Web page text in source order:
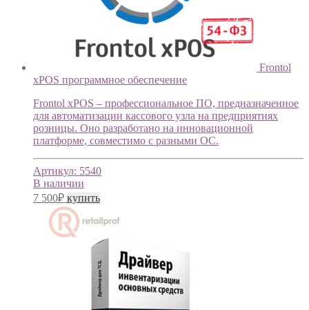
Frontol
xPOS программное обеспечение
Frontol xPOS – профессиональное ПО, предназначенное
для автоматизации кассового узла на предприятиях
розницы. Оно разработано на инновационной
платформе, совместимо с разными ОС.
Артикул: 5540
В наличии
7 500₽ купить